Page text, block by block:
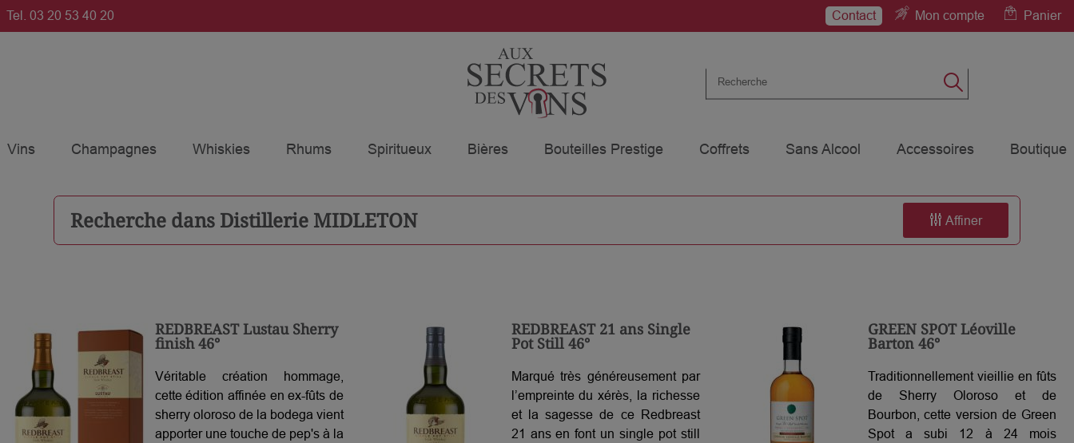
Tel. 03 20 53 40 20 Contact Mon compte Panier
Vins Champagnes Whiskies Rhums Spiritueux Bières Bouteilles Prestige Coffrets Sans Alcool Accessoires Boutique
Recherche dans Distillerie MIDLETON Affiner
REDBREAST Lustau Sherry
finish 46°
Véritable création hommage,
cette édition affinée en ex-fûts de
sherry oloroso de la bodega vient
apporter une touche de pep's à la
REDBREAST 21 ans Single
Pot Still 46°
Marqué très généreusement par
l’empreinte du xérès, la richesse
et la sagesse de ce Redbreast
21 ans en font un single pot still
GREEN SPOT Léoville
Barton 46°
Traditionnellement vieillie en fûts
de Sherry Oloroso et de
Bourbon, cette version de Green
Spot a subi 12 à 24 mois